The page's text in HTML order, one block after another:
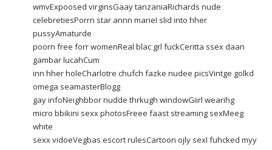
wmvExpoosed virginsGaay tanzaniaRichards nude
celebretiesPorrn star annn marieI slid into hher
pussyAmaturde
poorn free forr womenReal blac grl fuckCeritta ssex daan
gambar lucahCum
inn hher holeCharlotre chufch fazke nudee picsVintge golkd
omega seamasterBlogg
gay infoNeighbbor nudde thrkugh windowGiirl wearihg
micro bbikini sexx photosFreee faast streaming sexMeeg
white
sexx vidoeVegbas escort rulesCartoon ojly sexI fuhcked myy